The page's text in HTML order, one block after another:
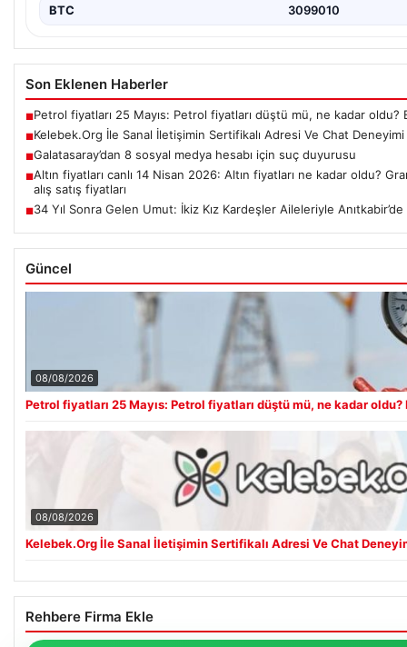
BTC 3099010
Son Eklenen Haberler
■Petrol fiyatları 25 Mayıs: Petrol fiyatları düştü mü, ne kadar
■Kelebek.Org İle Sanal İletişimin Sertifikalı Adresi Ve Chat Deneyimi
■Galatasaray’dan 8 sosyal medya hesabı için suç duyurusu
■Altın fiyatları canlı 14 Nisan 2026: Altın fiyatları ne kadar oldu?
alış satış fiyatları
■34 Yıl Sonra Gelen Umut: İkiz Kız Kardeşler Aileleriyle Anıtkabir’de
Güncel
08/08/2026
Petrol fiyatları 25 Mayıs: Petrol fiyatları düştü mü, ne kadar
08/08/2026
Kelebek.Org İle Sanal İletişimin Sertifikalı Adresi Ve Chat
Rehbere Firma Ekle